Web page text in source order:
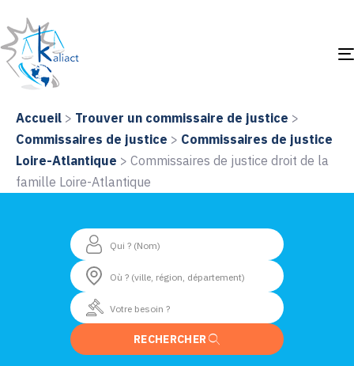
Accueil > Trouver un commissaire de justice >
Commissaires de justice > Commissaires de justice
Loire-Atlantique > Commissaires de justice droit de la
famille Loire-Atlantique
RECHERCHER